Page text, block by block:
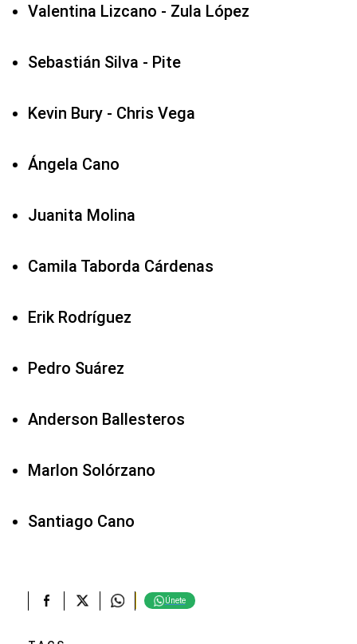
Valentina Lizcano - Zula López
Sebastián Silva - Pite
Kevin Bury - Chris Vega
Ángela Cano
Juanita Molina
Camila Taborda Cárdenas
Erik Rodríguez
Pedro Suárez
Anderson Ballesteros
Marlon Solórzano
Santiago Cano
Únete